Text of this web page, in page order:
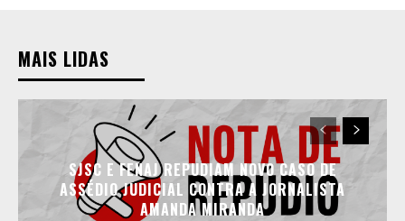
MAIS LIDAS
SJSC E FENAJ REPUDIAM NOVO CASO DE
ASSÉDIO JUDICIAL CONTRA A JORNALISTA
AMANDA MIRANDA